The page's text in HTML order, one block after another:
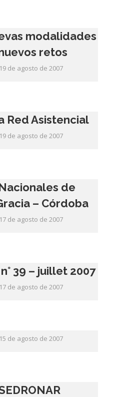
modalidades
retos
19 de agosto de 2007
Red Asistencial
19 de agosto de 2007
de
– Córdoba
17 de agosto de 2007
39 – juillet 2007
17 de agosto de 2007
15 de agosto de 2007